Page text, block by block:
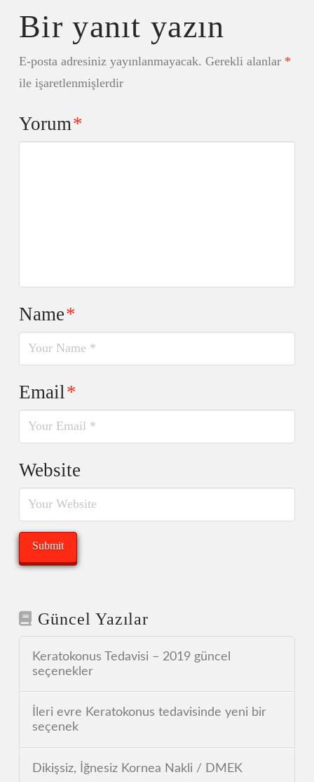
Bir yanıt yazın
E-posta adresiniz yayınlanmayacak. Gerekli alanlar *
ile işaretlenmişlerdir
Yorum*
Name*
Email*
Website
Güncel Yazılar
Keratokonus Tedavisi – 2019 güncel
seçenekler
İleri evre Keratokonus tedavisinde yeni bir
seçenek
Dikişsiz, İğnesiz Kornea Nakli / DMEK